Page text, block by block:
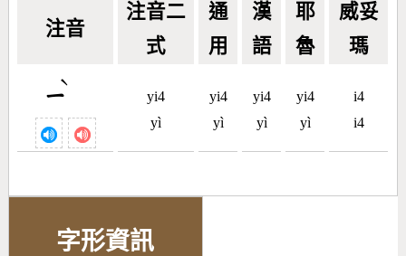
注音
注音二
式
通
用
漢
語
耶
魯
威妥
瑪
ㄧ
ˋ
yi4
yì
yi4
yì
yi4
yì
yi4
yì
i4
i4
字形資訊